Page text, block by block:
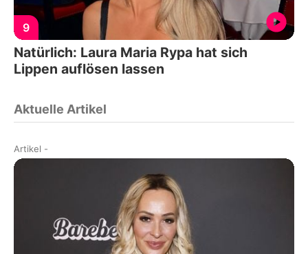
9
Natürlich: Laura Maria Rypa hat sich
Lippen auflösen lassen
Aktuelle Artikel
Artikel -